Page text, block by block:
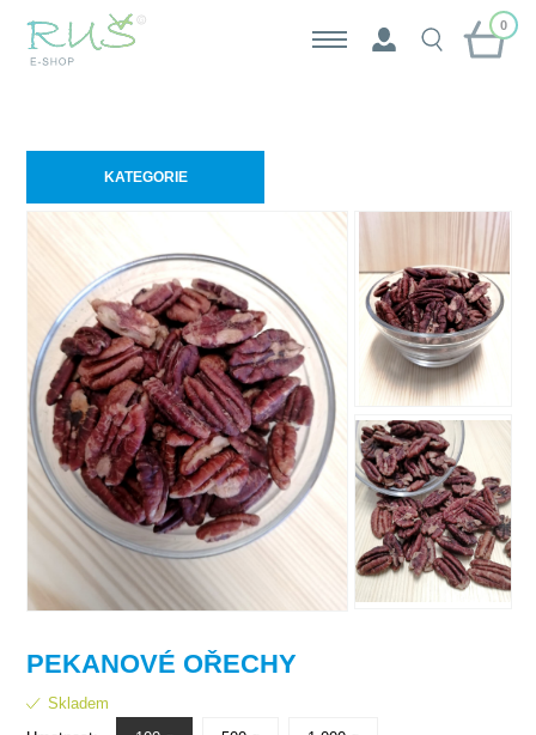
0
KATEGORIE
PEKANOVÉ OŘECHY
Skladem